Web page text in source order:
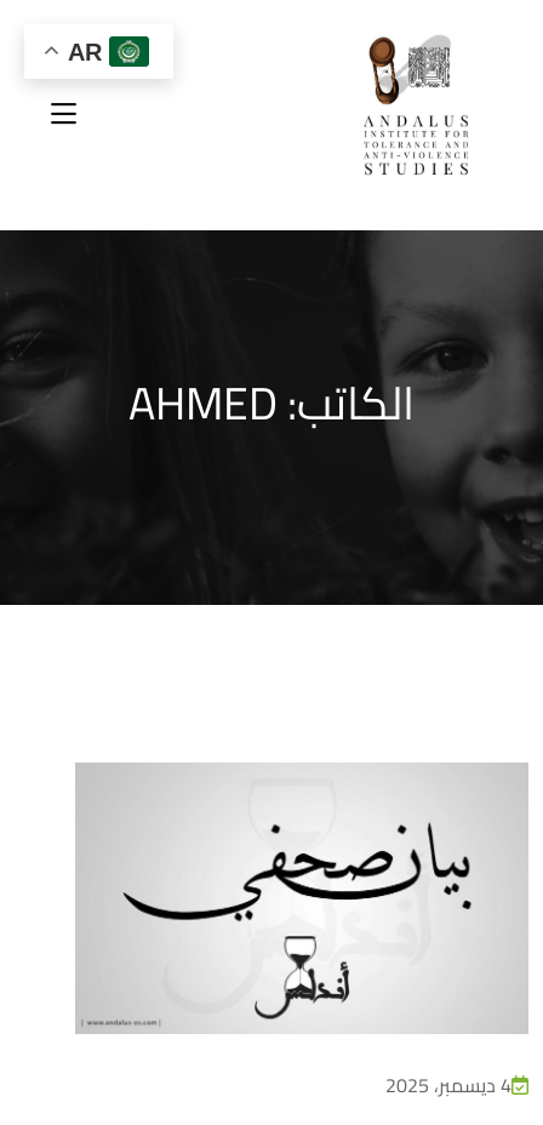
الكاتب:AHMED
4 ديسمبر، 2025
AR